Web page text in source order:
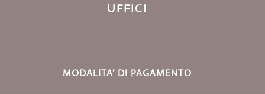
UFFICI
MODALITA’ DI PAGAMENTO